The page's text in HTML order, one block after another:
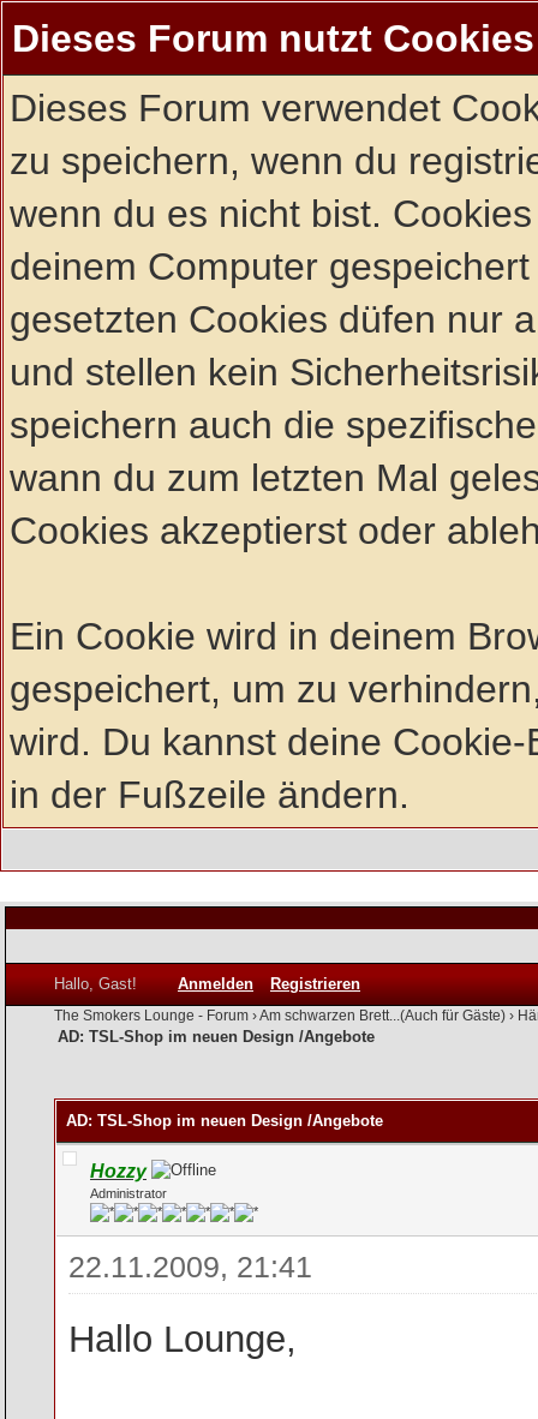
Dieses Forum nutzt Cookies
Dieses Forum verwendet
zu speichern, wenn du
wenn du es nicht bist.
deinem Computer
gesetzten Cookies düfen nur
und stellen kein
speichern auch die
wann du zum letzten Mal
Cookies akzeptierst oder
Ein Cookie wird in deinem
gespeichert, um zu
wird. Du kannst deine
in der Fußzeile ändern.
Hallo, Gast! Anmelden Registrieren
The Smokers Lounge - Forum ›Am schwarzen Brett...(Auch für Gäste) ›
AD: TSL-Shop im neuen Design /Angebote
AD: TSL-Shop im neuen Design /Angebote
Hozzy
Administrator
22.11.2009, 21:41
Hallo Lounge,